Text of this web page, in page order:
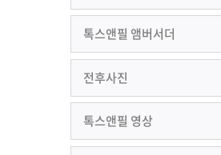
톡스앤필 앰버서더
전후사진
톡스앤필 영상